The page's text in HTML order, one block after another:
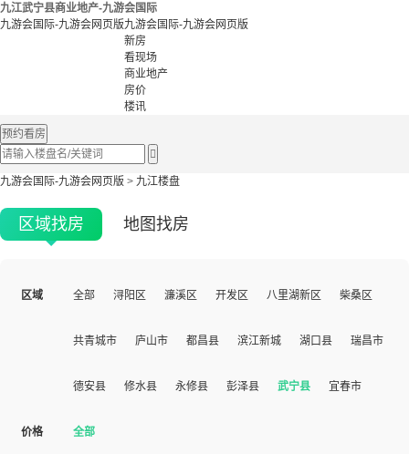
九江武宁县商业地产-九游会国际
九游会国际-九游会网页版九游会国际-九游会网页版
新房
看现场
商业地产
房价
楼讯
预约看房

九游会国际-九游会网页版 > 九江楼盘
区域找房 地图找房
区域 全部 浔阳区 濂溪区 开发区 八里湖新区 柴桑区
共青城市 庐山市 都昌县 滨江新城 湖口县 瑞昌市
德安县 修水县 永修县 彭泽县 武宁县 宜春市
价格 全部